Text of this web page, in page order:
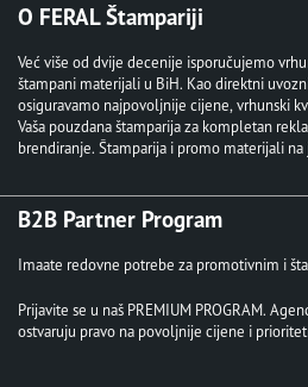
O FERAL Štampariji
Već više od dvije decenije isporučujemo
štampani materijali u BiH. Kao direktni
osiguravamo najpovoljnije cijene, vrhunski
Vaša pouzdana štamparija za kompletan
brendiranje. Štamparija i promo materijali
B2B Partner Program
Imaate redovne potrebe za promotivnim i
Prijavite se u naš PREMIUM PROGRAM.
ostvaruju pravo na povoljnije cijene i